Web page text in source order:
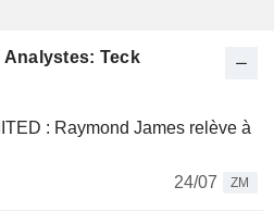
Analystes: Teck
: Raymond James relève à
24/07
ZM